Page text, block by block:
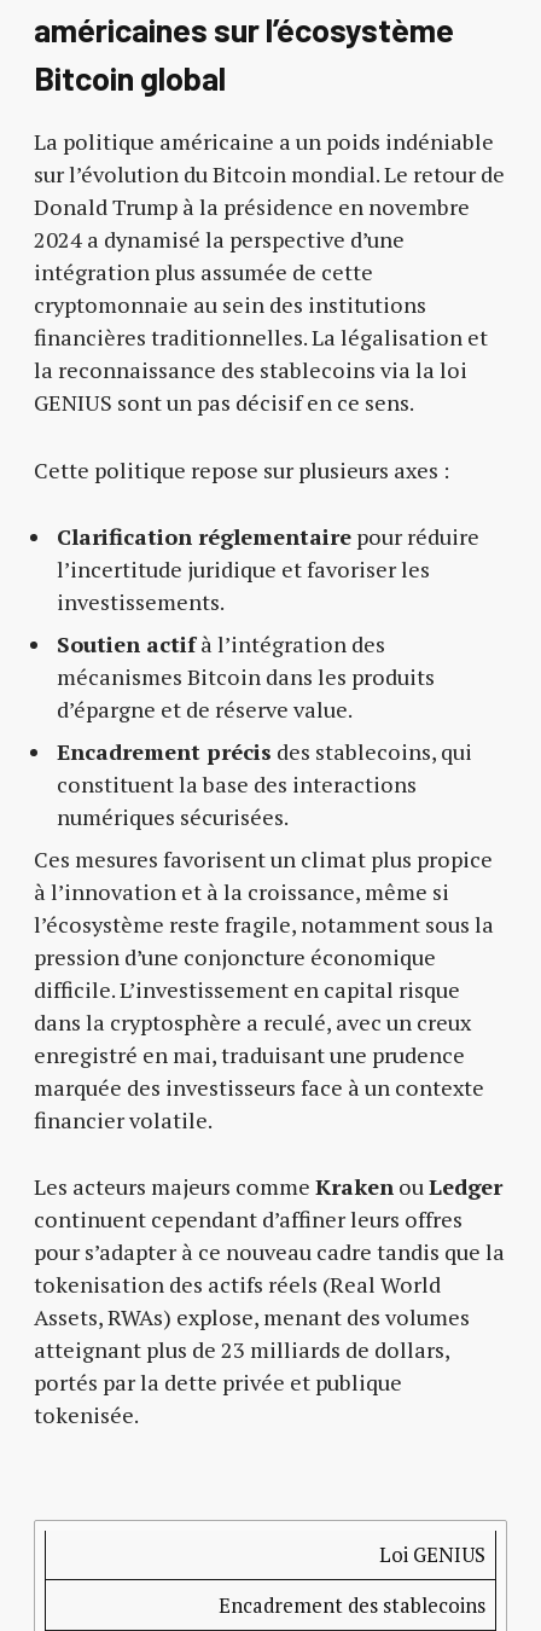
américaines sur l’écosystème
Bitcoin global
La politique américaine a un poids indéniable
sur l’évolution du Bitcoin mondial. Le retour de
Donald Trump à la présidence en novembre
2024 a dynamisé la perspective d’une
intégration plus assumée de cette
cryptomonnaie au sein des institutions
financières traditionnelles. La légalisation et
la reconnaissance des stablecoins via la loi
GENIUS sont un pas décisif en ce sens.
Cette politique repose sur plusieurs axes :
Clarification réglementaire pour réduire
l’incertitude juridique et favoriser les
investissements.
Soutien actifà l’intégration des
mécanismes Bitcoin dans les produits
d’épargne et de réserve value.
Encadrement précis des stablecoins, qui
constituent la base des interactions
numériques sécurisées.
Ces mesures favorisent un climat plus propice
à l’innovation et à la croissance, même si
l’écosystème reste fragile, notamment sous la
pression d’une conjoncture économique
difficile. L’investissement en capital risque
dans la cryptosphère a reculé, avec un creux
enregistré en mai, traduisant une prudence
marquée des investisseurs face à un contexte
financier volatile.
Les acteurs majeurs comme Kraken ou Ledger
continuent cependant d’affiner leurs offres
pour s’adapter à ce nouveau cadre tandis que la
tokenisation des actifs réels (Real World
Assets, RWAs) explose, menant des volumes
atteignant plus de 23 milliards de dollars,
portés par la dette privée et publique
tokenisée.
Mesure
Description
Conséquence
marché
Loi GENIUS
Encadrement des stablecoins